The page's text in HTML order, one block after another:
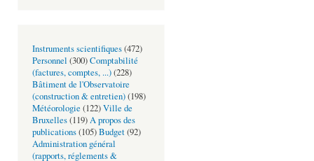
Instruments scientifiques(472)
Personnel (300)Comptabilité
(factures, comptes, ...)(228)
Bâtiment de l'Observatoire
(construction & entretien)(198)
Météorologie (122)Ville de
Bruxelles(119)A propos des
publications(105)Budget(92)
Administration général
(rapports, réglements &